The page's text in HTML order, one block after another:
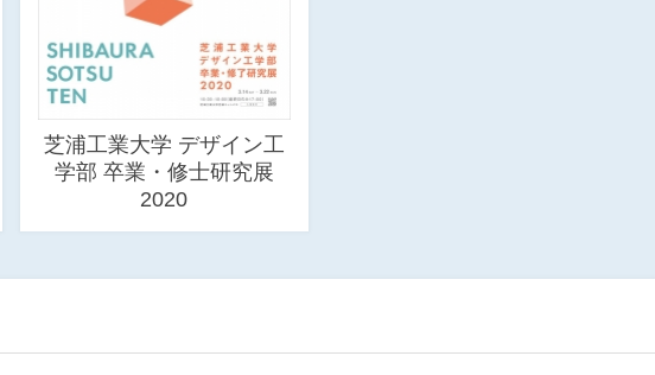
芝浦工業大学 デザイン工
学部 卒業・修士研究展
2020